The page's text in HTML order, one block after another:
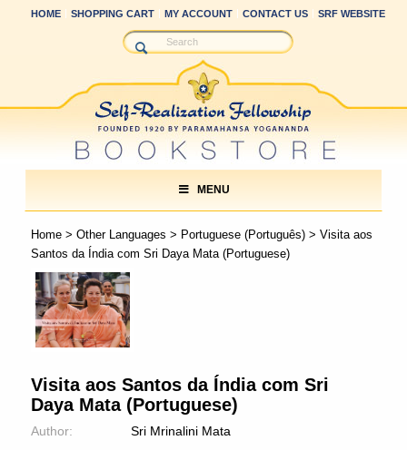
HOME SHOPPING CART MY ACCOUNT CONTACT US SRF WEBSITE
MENU
Home> Other Languages > Portuguese (Português)> Visita aos
Santos da Índia com Sri Daya Mata (Portuguese)
Visita aos Santos da Índia com Sri
Daya Mata (Portuguese)
Author:
Sri Mrinalini Mata